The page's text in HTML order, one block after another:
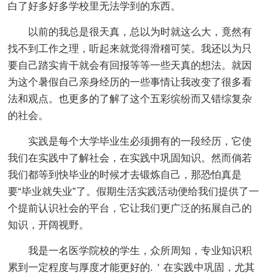
白了好多好多学校里无法学到的东西。
以前的我总是很天真，总以为时就这么大，竟然有
找不到工作之理，听起来就觉得滑稽可笑。我还以为只
要自己踏实肯干就会有回报等等一些天真的想法。就因
为这个暑假自己亲身经历的一些事情让我改变了很多看
法和观点。也更多的了解了这个五彩缤纷而又错综复杂
的社会。
实践是每个大学毕业生必须拥有的一段经历，它使
我们在实践中了解社会，在实践中巩固知识。然而倘若
我们都等到快毕业的时候才去锻炼自己，那恐怕真是
要“毕业就失业”了。假期生活实践活动便给我们提供了一
个提前认识社会的平台，它让我们更广泛的拓展自己的
知识，开阔视野。
我是一名医学院校的学生，众所周知，专业知识积
累到一定程度与厚度才能更好的.＇在实践中巩固，尤其